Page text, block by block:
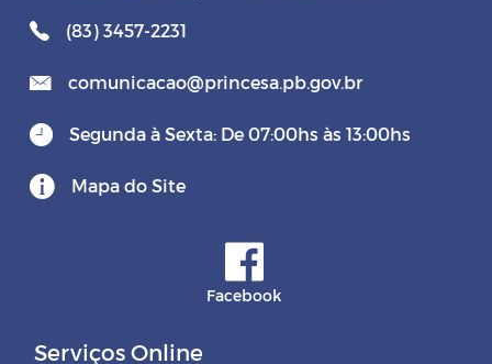
(83) 3457-2231
comunicacao@princesa.pb.gov.br
Segunda à Sexta: De 07:00hs às 13:00hs
Mapa do Site
Facebook
Serviços Online